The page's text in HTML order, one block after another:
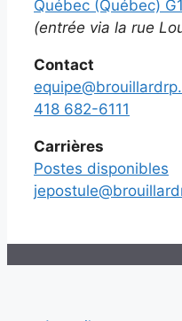
Québec (Québec)
(entrée via la rue
Contact
418 682-6111
Carrières
Postes disponibles